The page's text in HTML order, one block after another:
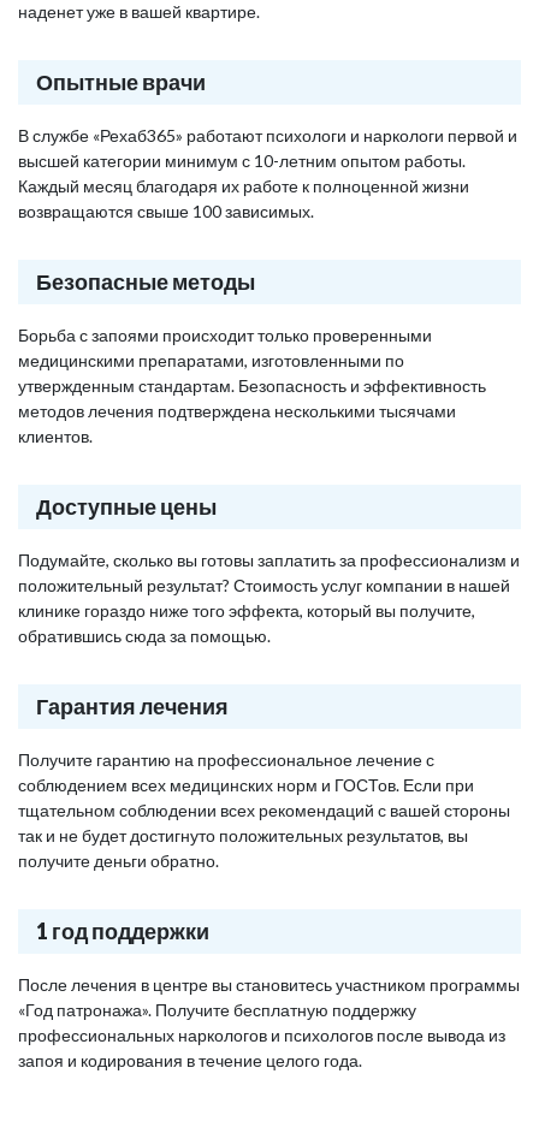
наденет уже в вашей квартире.
Опытные врачи
В службе «Рехаб365» работают психологи и наркологи первой и
высшей категории минимум с 10-летним опытом работы.
Каждый месяц благодаря их работе к полноценной жизни
возвращаются свыше 100 зависимых.
Безопасные методы
Борьба с запоями происходит только проверенными
медицинскими препаратами, изготовленными по
утвержденным стандартам. Безопасность и эффективность
методов лечения подтверждена несколькими тысячами
клиентов.
Доступные цены
Подумайте, сколько вы готовы заплатить за профессионализм и
положительный результат? Стоимость услуг компании в нашей
клинике гораздо ниже того эффекта, который вы получите,
обратившись сюда за помощью.
Гарантия лечения
Получите гарантию на профессиональное лечение с
соблюдением всех медицинских норм и ГОСТов. Если при
тщательном соблюдении всех рекомендаций с вашей стороны
так и не будет достигнуто положительных результатов, вы
получите деньги обратно.
1 год поддержки
После лечения в центре вы становитесь участником программы
«Год патронажа». Получите бесплатную поддержку
профессиональных наркологов и психологов после вывода из
запоя и кодирования в течение целого года.